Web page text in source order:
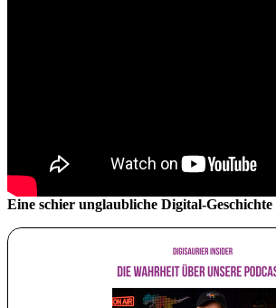
Eine schier unglaubliche Digital-Geschichte